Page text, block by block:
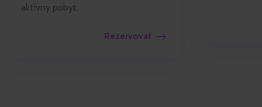
aktívny pobyt.
Rezervovať